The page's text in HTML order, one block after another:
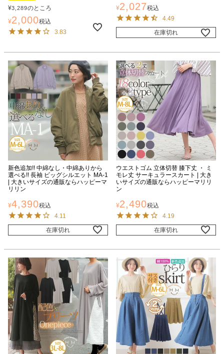
¥3,289のところ
¥2,000税込
3.83
¥2,027税込
4.49
在庫切れ
新色追加!! 中綿なし・中綿ありから
選べる!! 長袖 ビッグシルエット MA-1
| 大きいサイズの通販ならハッピーマ
リリン
¥4,390税込
4.11
在庫切れ
ウエストゴム 立体切替 膝下丈 ・ ミ
モレ丈 サーキュラースカート | 大き
いサイズの通販ならハッピーマリリ
ン
¥2,490税込
4.19
在庫切れ